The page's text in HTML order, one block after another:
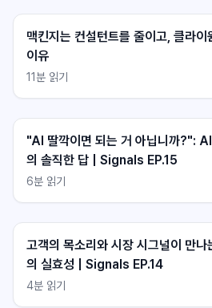
맥킨지는 컨설턴트를 줄이고, 클라
이유
11 분 읽기
"AI 딸깍이면 되는 거 아닙니까?":
의 솔직한 답 | Signals EP.15
6분 읽기
고객의 목소리와 시장 시그널이 만
의 실효성 | Signals EP.14
4분 읽기